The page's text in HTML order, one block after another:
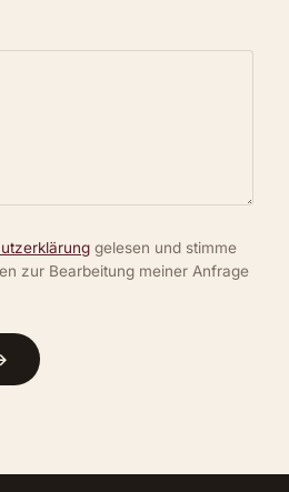
gelesen und stimme
zur Bearbeitung meiner Anfrage